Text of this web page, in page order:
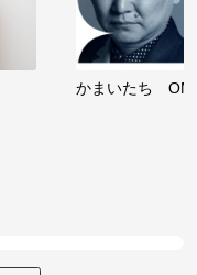
かまいたち